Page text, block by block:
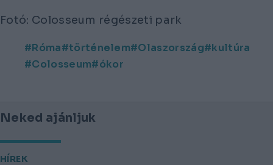
Fotó: Colosseum régészeti park
Róma történelem Olaszország
kultúra
Colosseum
ókor
Neked ajánljuk
HÍREK